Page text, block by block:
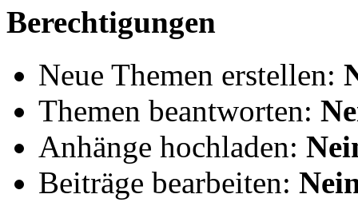
Berechtigungen
Neue Themen erstellen:
Themen beantworten:
Anhänge hochladen:
Beiträge bearbeiten: